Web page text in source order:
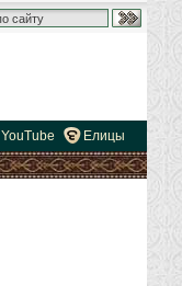
YouTube Елицы